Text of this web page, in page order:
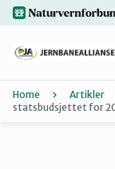
Hopp
til
hovedinnhold
Home Artikler
statsbudsjettet for